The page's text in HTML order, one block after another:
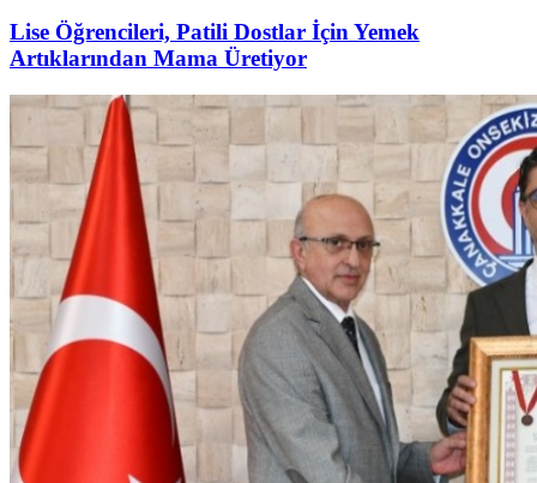
Lise Öğrencileri, Patili Dostlar İçin Yemek
Artıklarından Mama Üretiyor